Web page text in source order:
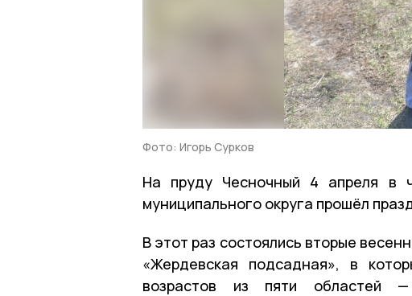
Фото: Игорь Сурков
На пруду Чесночный 4 апреля в
муниципального округа прошёл
В этот раз состоялись вторые
«Жердевская подсадная», в
возрастов из пяти областей —